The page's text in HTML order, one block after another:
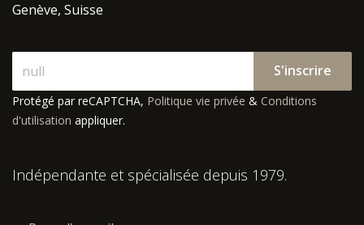
Genève, Suisse
S'inscrire
Protégé par reCAPTCHA, Politique vie privée & Conditions
d'utilisation appliquer.
Indépendante et spécialisée depuis 1979.